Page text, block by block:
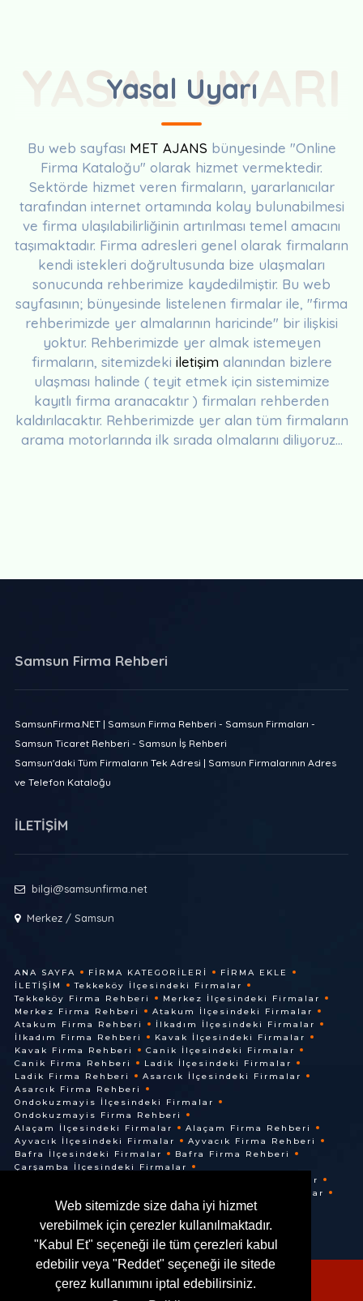
Web sitemizde size daha iyi hizmet
verebilmek için çerezler kullanılmaktadır.
"Kabul Et" seçeneği ile tüm çerezleri kabul
edebilir veya "Reddet" seçeneği ile sitede
çerez kullanımını iptal edebilirsiniz.
Yasal Uyarı
YASAL UYARI
Bu web sayfası MET AJANS bünyesinde "Online
Firma Kataloğu" olarak hizmet vermektedir.
Sektörde hizmet veren firmaların, yararlanıcılar
tarafından internet ortamında kolay bulunabilmesi
ve firma ulaşılabilirliğinin artırılması temel amacını
taşımaktadır. Firma adresleri genel olarak firmaların
kendi istekleri doğrultusunda bize ulaşmaları
sonucunda rehberimize kaydedilmiştir. Bu web
sayfasının; bünyesinde listelenen firmalar ile, "firma
rehberimizde yer almalarının haricinde" bir ilişkisi
yoktur. Rehberimizde yer almak istemeyen
firmaların, sitemizdeki iletişim alanından bizlere
ulaşması halinde ( teyit etmek için sistemimize
kayıtlı firma aranacaktır ) firmaları rehberden
kaldırılacaktır. Rehberimizde yer alan tüm firmaların
arama motorlarında ilk sırada olmalarını diliyoruz...
Samsun Firma Rehberi
SamsunFirma.NET | Samsun Firma Rehberi - Samsun Firmaları -
Samsun Ticaret Rehberi - Samsun İş Rehberi
Samsun'daki Tüm Firmaların Tek Adresi | Samsun Firmalarının Adres
ve Telefon Kataloğu
İLETİŞİM
bilgi@samsunfirma.net
Merkez / Samsun
ANA SAYFA FIRMA KATEGORILERI
FIRMA EKLE
İLETIŞIM
Tekkeköy İlçesindeki Firmalar
Tekkeköy Firma Rehberi
Merkez İlçesindeki Firmalar
Merkez Firma Rehberi
Atakum İlçesindeki Firmalar
Atakum Firma Rehberi
İlkadım İlçesindeki Firmalar
İlkadım Firma Rehberi
Kavak İlçesindeki Firmalar
Kavak Firma Rehberi
Canik İlçesindeki Firmalar
Canik Firma Rehberi
Ladik İlçesindeki Firmalar
Ladik Firma Rehberi
Asarcık İlçesindeki Firmalar
Asarcık Firma Rehberi
Ondokuzmayis İlçesindeki Firmalar
Ondokuzmayis Firma Rehberi
Alaçam İlçesindeki Firmalar
Alaçam Firma Rehberi
Ayvacık İlçesindeki Firmalar
Ayvacık Firma Rehberi
Bafra İlçesindeki Firmalar
Bafra Firma Rehberi
Çarşamba İlçesindeki Firmalar
Terme İlçesindeki Firmalar
Vezirköprü İlçesindeki Firmalar
Vezirköprü Firma Rehberi